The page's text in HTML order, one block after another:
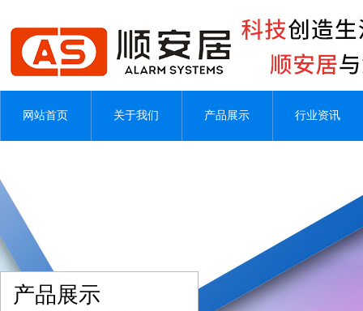
网站首页 关于我们 产品展示 行业资讯
产品展示